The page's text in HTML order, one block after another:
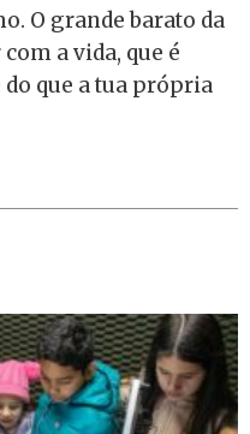
O grande barato da
a vida, que é
que a tua própria